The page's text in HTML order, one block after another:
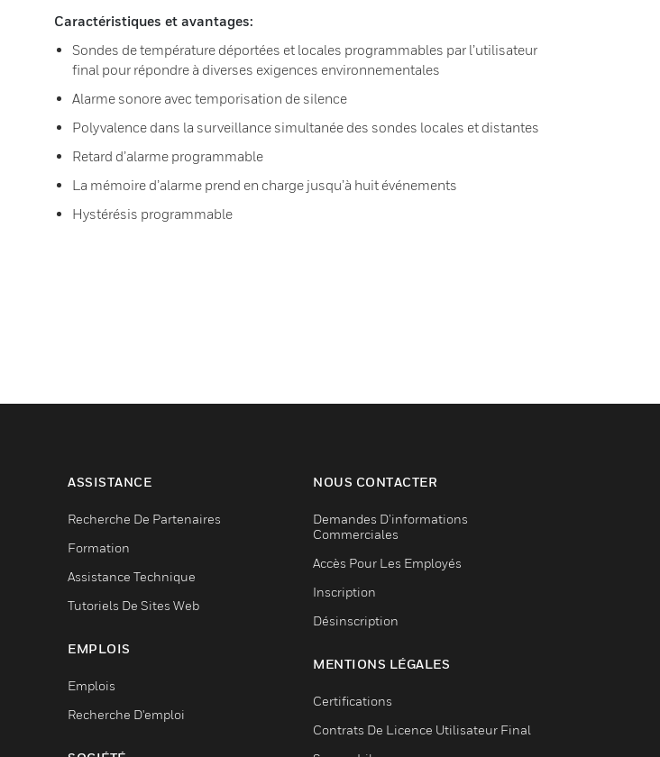
Caractéristiques et avantages:
Sondes de température déportées et locales programmables par l’utilisateur
final pour répondre à diverses exigences environnementales
Alarme sonore avec temporisation de silence
Polyvalence dans la surveillance simultanée des sondes locales et distantes
Retard d’alarme programmable
La mémoire d’alarme prend en charge jusqu’à huit événements
Hystérésis programmable
ASSISTANCE
Recherche De Partenaires
Formation
Assistance Technique
Tutoriels De Sites Web
EMPLOIS
Emplois
Recherche D'emploi
NOUS CONTACTER
Demandes D’informations
Commerciales
Accès Pour Les Employés
Inscription
Désinscription
MENTIONS LÉGALES
Certifications
Contrats De Licence Utilisateur Final